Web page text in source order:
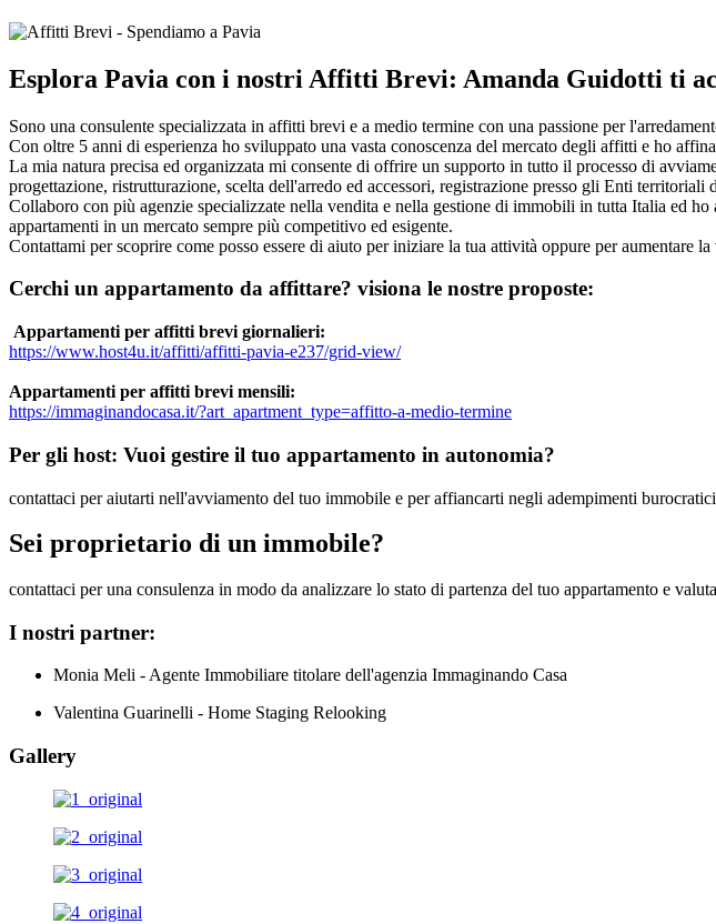
Esplora Pavia con i nostri Affitti Brevi: Amanda Guidotti ti
Sono una consulente specializzata in affitti brevi e a medio termine con una passione per
Con oltre 5 anni di esperienza ho sviluppato una vasta conoscenza del mercato degli affitti e ho
La mia natura precisa ed organizzata mi consente di offrire un supporto in tutto il processo di
progettazione, ristrutturazione, scelta dell'arredo ed accessori, registrazione presso gli Enti
Collaboro con più agenzie specializzate nella vendita e nella gestione di immobili in tutta Italia ed
appartamenti in un mercato sempre più competitivo ed esigente.
Contattami per scoprire come posso essere di aiuto per iniziare la tua attività oppure per
Cerchi un appartamento da affittare? visiona le nostre proposte:
Appartamenti per affitti brevi giornalieri:
https://www.host4u.it/affitti/affitti-pavia-e237/grid-view/
Appartamenti per affitti brevi mensili:
https://immaginandocasa.it/?art_apartment_type=affitto-a-medio-termine
Per gli host: Vuoi gestire il tuo appartamento in autonomia?
contattaci per aiutarti nell'avviamento del tuo immobile e per affiancarti negli adempimenti
Sei proprietario di un immobile?
contattaci per una consulenza in modo da analizzare lo stato di partenza del tuo appartamento e
I nostri partner:
Monia Meli - Agente Immobiliare titolare dell'agenzia Immaginando Casa
Valentina Guarinelli - Home Staging Relooking
Gallery